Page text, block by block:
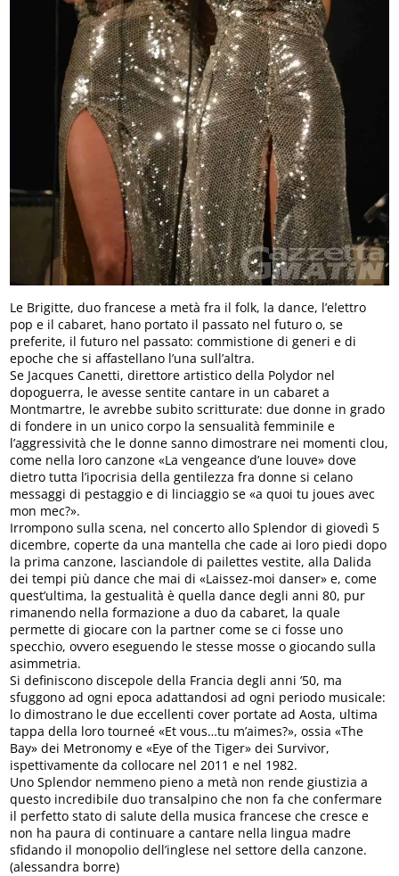
Le Brigitte, duo francese a metà fra il folk, la dance, l’elettro
pop e il cabaret, hano portato il passato nel futuro o, se
preferite, il futuro nel passato: commistione di generi e di
epoche che si affastellano l’una sull’altra.
Se Jacques Canetti, direttore artistico della Polydor nel
dopoguerra, le avesse sentite cantare in un cabaret a
Montmartre, le avrebbe subito scritturate: due donne in grado
di fondere in un unico corpo la sensualità femminile e
l’aggressività che le donne sanno dimostrare nei momenti clou,
come nella loro canzone «La vengeance d’une louve» dove
dietro tutta l’ipocrisia della gentilezza fra donne si celano
messaggi di pestaggio e di linciaggio se «a quoi tu joues avec
mon mec?».
Irrompono sulla scena, nel concerto allo Splendor di giovedì 5
dicembre, coperte da una mantella che cade ai loro piedi dopo
la prima canzone, lasciandole di pailettes vestite, alla Dalida
dei tempi più dance che mai di «Laissez-moi danser» e, come
quest’ultima, la gestualità è quella dance degli anni 80, pur
rimanendo nella formazione a duo da cabaret, la quale
permette di giocare con la partner come se ci fosse uno
specchio, ovvero eseguendo le stesse mosse o giocando sulla
asimmetria.
Si definiscono discepole della Francia degli anni ’50, ma
sfuggono ad ogni epoca adattandosi ad ogni periodo musicale:
lo dimostrano le due eccellenti cover portate ad Aosta, ultima
tappa della loro tourneé «Et vous…tu m’aimes?», ossia «The
Bay» dei Metronomy e «Eye of the Tiger» dei Survivor,
ispettivamente da collocare nel 2011 e nel 1982.
Uno Splendor nemmeno pieno a metà non rende giustizia a
questo incredibile duo transalpino che non fa che confermare
il perfetto stato di salute della musica francese che cresce e
non ha paura di continuare a cantare nella lingua madre
sfidando il monopolio dell’inglese nel settore della canzone.
(alessandra borre)